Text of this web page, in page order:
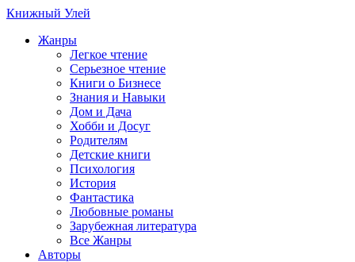
Книжный Улей
Жанры
Легкое чтение
Серьезное чтение
Книги о Бизнесе
Знания и Навыки
Дом и Дача
Хобби и Досуг
Родителям
Детские книги
Психология
История
Фантастика
Любовные романы
Зарубежная литература
Все Жанры
Авторы